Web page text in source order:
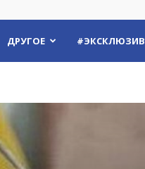
ДРУГОЕ #ЭКСКЛЮЗИВ